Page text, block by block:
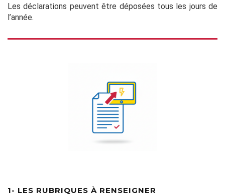
Les déclarations peuvent être déposées tous les jours de
l’année.
1- LES RUBRIQUES À RENSEIGNER